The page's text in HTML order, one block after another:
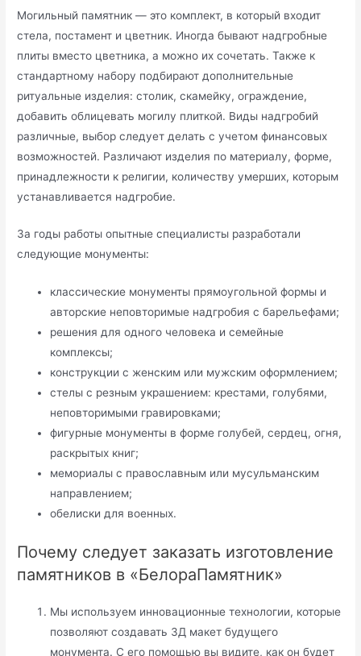
Могильный памятник — это комплект, в который входит
стела, постамент и цветник. Иногда бывают надгробные
плиты вместо цветника, а можно их сочетать. Также к
стандартному набору подбирают дополнительные
ритуальные изделия: столик, скамейку, ограждение,
добавить облицевать могилу плиткой. Виды надгробий
различные, выбор следует делать с учетом финансовых
возможностей. Различают изделия по материалу, форме,
принадлежности к религии, количеству умерших, которым
устанавливается надгробие.
За годы работы опытные специалисты разработали
следующие монументы:
классические монументы прямоугольной формы и
авторские неповторимые надгробия с барельефами;
решения для одного человека и семейные
комплексы;
конструкции с женским или мужским оформлением;
стелы с резным украшением: крестами, голубями,
неповторимыми гравировками;
фигурные монументы в форме голубей, сердец, огня,
раскрытых книг;
мемориалы с православным или мусульманским
направлением;
обелиски для военных.
Почему следует заказать изготовление
памятников в «БелораПамятник»
Мы используем инновационные технологии, которые
позволяют создавать 3Д макет будущего
монумента. С его помощью вы видите, как он будет